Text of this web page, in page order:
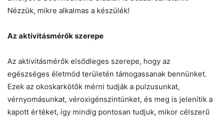
Nézzük, mikre alkalmas a készülék!
Az aktivitásmérők szerepe
Az aktivitásmérők elsődleges szerepe, hogy az
egészséges életmód területén támogassanak bennünket.
Ezek az okoskarkötők mérni tudják a pulzusunkat,
vérnyomásunkat, véroxigénszintünket, és meg is jelenítik a
kapott értéket, így mindig pontosan tudjuk, mikor célszerű